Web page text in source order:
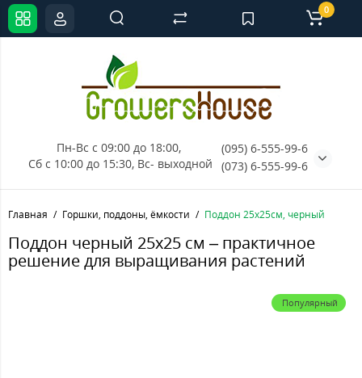
Пн-Вс с 09:00 до 18:00,
Сб с 10:00 до 15:30, Вс- выходной
(095) 6-555-99-6
(073) 6-555-99-6
0
Главная Горшки, поддоны, ёмкости Поддон 25х25см, черный
Поддон черный 25х25 см – практичное
решение для выращивания растений
Популярный